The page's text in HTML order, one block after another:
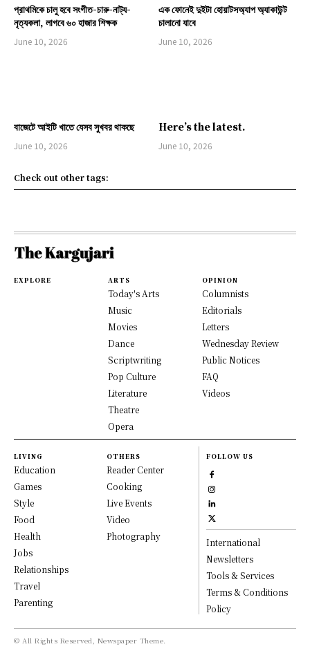
প্রাথমিকে চালু হবে সংগীত-চারু-নাট্য-
নৃত্যকলা, লাগবে ৬০ হাজার শিক্ষক
June 10, 2026
এক ফোনেই দুইটা হোয়াটসঅ্যাপ অ্যাকাউন্ট
চালানো যাবে
June 10, 2026
বাজেটে আইটি খাতে যেসব সুখবর থাকছে
June 10, 2026
Here’s the latest.
June 10, 2026
Check out other tags:
EXPLORE ARTS
Today's Arts
Music
Movies
Dance
Scriptwriting
Pop Culture
Literature
Theatre
Opera
OPINION
Columnists
Editorials
Letters
Wednesday Review
Public Notices
FAQ
Videos
LIVING
Education
Games
Style
Food
Health
Jobs
Relationships
Travel
Parenting
OTHERS
Reader Center
Cooking
Live Events
Video
Photography
FOLLOW US
International
Newsletters
Tools & Services
Terms & Conditions
Policy
© All Rights Reserved, Newspaper Theme.